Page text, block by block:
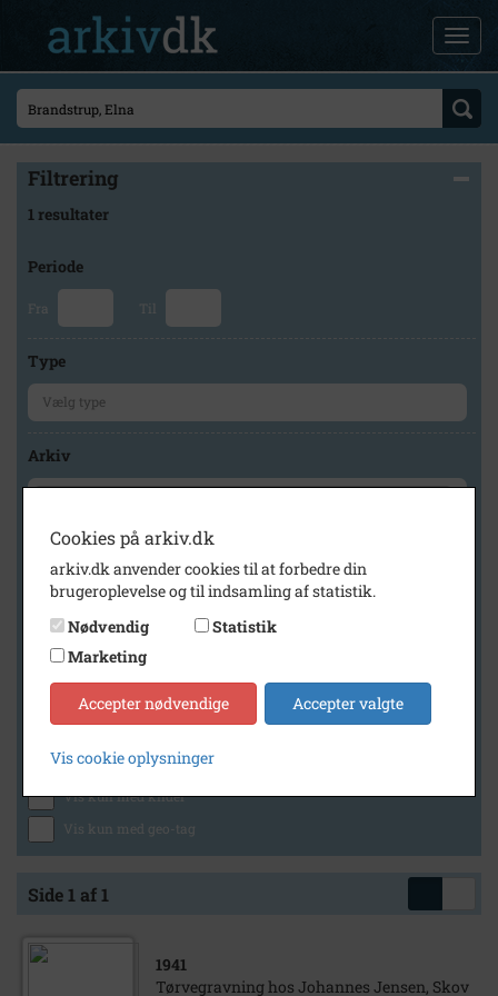
Filtrering
1 resultater
Periode
Fra Til
Type
Arkiv
Geografi
Generelt
Vis kun med billeder
Vis kun med lydklip
Vis kun med kilder
Vis kun med geo-tag
Side 1 af 1
1941
Tørvegravning hos Johannes Jensen, Skov
Cookies på arkiv.dk
arkiv.dk anvender cookies til at forbedre din
brugeroplevelse og til indsamling af statistik.
Nødvendig
Statistik
Marketing
Accepter nødvendige Accepter valgte
Vis cookie oplysninger